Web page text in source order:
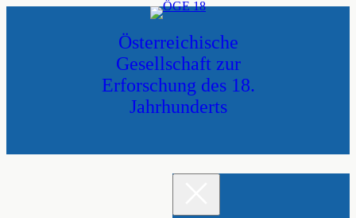
Österreichische
Gesellschaft zur
Erforschung des 18.
Jahrhunderts